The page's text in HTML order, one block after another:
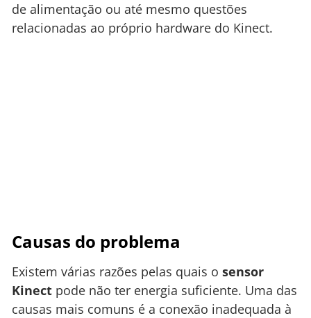
de alimentação ou até mesmo questões
relacionadas ao próprio hardware do Kinect.
Causas do problema
Existem várias razões pelas quais o sensor
Kinect pode não ter energia suficiente. Uma das
causas mais comuns é a conexão inadequada à